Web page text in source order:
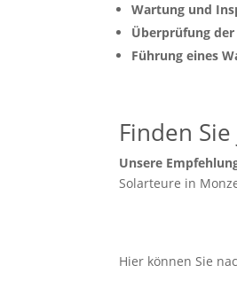
Wartung und
Überprüfung
Führung eines
Finden
Unsere
Solarteure in
Hier können Sie